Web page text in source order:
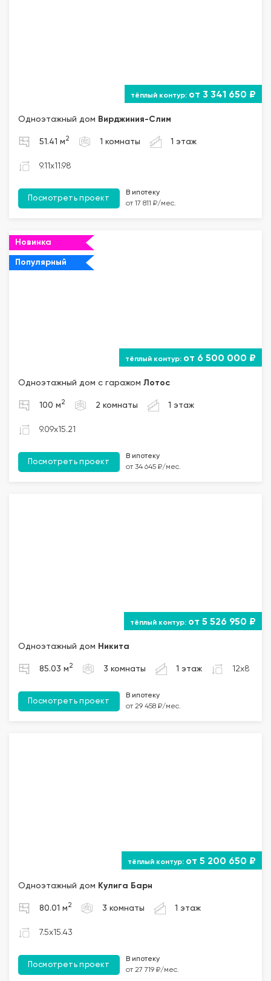
от 3 341 650 ₽
Одноэтажный дом Вирджиния-Слим
51.41 м 2 1 комнаты 1 этаж
9.11x11.98
Посмотреть проект
В ипотеку
от 17 811 ₽/мес.
Новинка
Популярный
от 6 500 000 ₽
Одноэтажный дом с гаражом Лотос
100 м 2 2 комнаты 1 этаж
9.09x15.21
Посмотреть проект
В ипотеку
от 34 645 ₽/мес.
от 5 526 950 ₽
Одноэтажный дом Никита
85.03 м 2 3 комнаты 1 этаж 12x8
Посмотреть проект
В ипотеку
от 29 458 ₽/мес.
от 5 200 650 ₽
Одноэтажный дом Кулига Барн
80.01 м 2 3 комнаты 1 этаж
7.5x15.43
Посмотреть проект
В ипотеку
от 27 719 ₽/мес.